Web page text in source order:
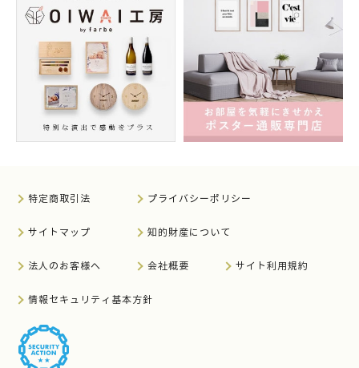
特定商取引法 プライバシーポリシー
サイトマップ 知的財産について
法人のお客様へ 会社概要 サイト利用規約
情報セキュリティ基本方針